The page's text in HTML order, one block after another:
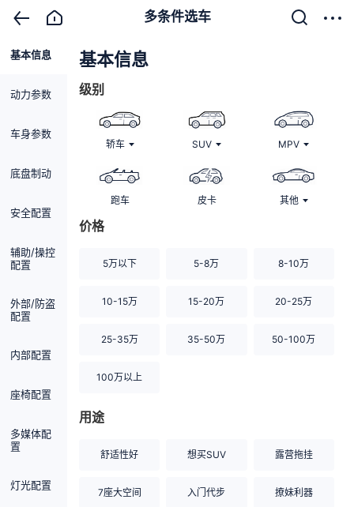
多条件选车
基本信息
动力参数
车身参数
底盘制动
安全配置
辅助/操控
配置
外部/防盗
配置
内部配置
座椅配置
多媒体配
置
灯光配置
基本信息
级别
轿车 SUV MPV
跑车 皮卡 其他
价格
5万以下 5-8万 8-10万
10-15万 15-20万 20-25万
25-35万 35-50万 50-100万
100万以上
用途
舒适性好 想买SUV 露营拖挂
7座大空间 入门代步 撩妹利器